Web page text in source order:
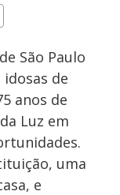
São Paulo
de
anos de
Luz em
uma
e